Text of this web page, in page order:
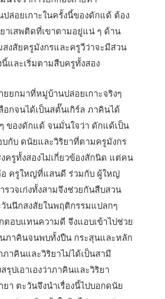
ล่อยเกาะในครั้งนี้ของดักแด้ ต้อง
าเสพติดที่เขาตามอยู่แน่ ๆ ด้าน
สงสัยครูมังกรและครูวีว่าจะมีส่วน
และเริ่มตามสืบครูทั้งสอง
ยยกมาที่หมู่บ้านปล่อยเกาะจริงๆ
อกจนได้เป็นสตั๊นเกิร์ล ภาคินได้
ของดักแด้ จนมั่นใจว่า ดักแด้เป็น
กับ ดนัยและวิริยาที่ตามครูมังกร
ครูทั้งสองไม่เกี่ยวข้องสักนิด แต่คน
อ ครูใหญ่ที่แสนดี ร่วมกับ ผู้ใหญ่
วจเก่งทั้งสามจึงช่วยกันสืบสวน
นนึกสงสัยในพฤติกรรมแปลกๆ
อบแทนความดี จึงแอบเข้าไปช่วย
ภาคินจนพบทั้งปืน กระสุนและหลัก
าคินและวิริยาไม่ได้เป็นสามี
รุปเอาเองว่าภาคินและวิริยา
า ตะวันจึงนำเรื่องนี้ไปบอกดนัย